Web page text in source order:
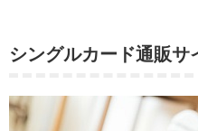
シングルカード通販サ